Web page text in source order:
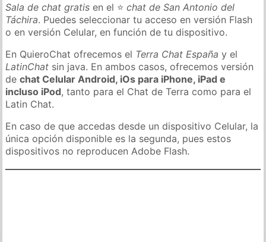
Sala de chat gratis en el ⭐chat de San Antonio del
Táchira. Puedes seleccionar tu acceso en versión Flash
o en versión Celular, en función de tu dispositivo.
En QuieroChat ofrecemos el Terra Chat España y el
LatinChat sin java. En ambos casos, ofrecemos versión
dechat Celular Android, iOs para iPhone, iPad e
incluso iPod, tanto para el Chat de Terra como para el
Latin Chat.
En caso de que accedas desde un dispositivo Celular, la
única opción disponible es la segunda, pues estos
dispositivos no reproducen Adobe Flash.